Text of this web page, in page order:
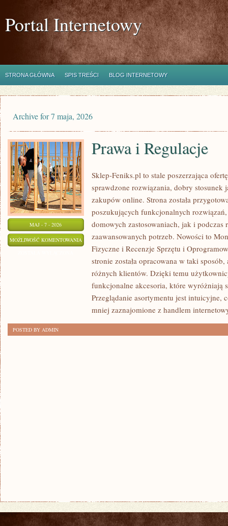
Portal Internetowy
STRONA GŁÓWNA SPIS TREŚCI BLOG INTERNETOWY
Archive for 7 maja, 2026
MAJ - 7 - 2026
MOŻLIWOŚĆ KOMENTOWANIA PRAWA
REGULACJE
Prawa i Regulacje
Sklep-Feniks.pl to stale poszerzająca
sprawdzone rozwiązania, dobry stosunek
zakupów online. Strona została
poszukujących funkcjonalnych
domowych zastosowaniach, jak i podczas
zaawansowanych potrzeb. Nowości to
Fizyczne i Recenzje Sprzętu i
stronie została opracowana w taki
różnych klientów. Dzięki temu
funkcjonalne akcesoria, które wyróżniają
Przeglądanie asortymentu jest intuicyjne,
mniej zaznajomione z handlem
POSTED BY ADMIN